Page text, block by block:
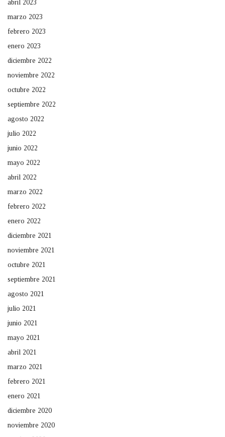
abril 2023
marzo 2023
febrero 2023
enero 2023
diciembre 2022
noviembre 2022
octubre 2022
septiembre 2022
agosto 2022
julio 2022
junio 2022
mayo 2022
abril 2022
marzo 2022
febrero 2022
enero 2022
diciembre 2021
noviembre 2021
octubre 2021
septiembre 2021
agosto 2021
julio 2021
junio 2021
mayo 2021
abril 2021
marzo 2021
febrero 2021
enero 2021
diciembre 2020
noviembre 2020